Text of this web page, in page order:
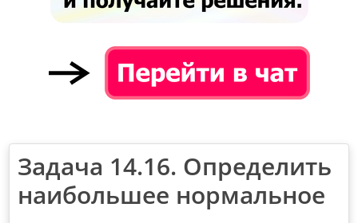
Задача 14.16. Определить
наибольшее нормальное